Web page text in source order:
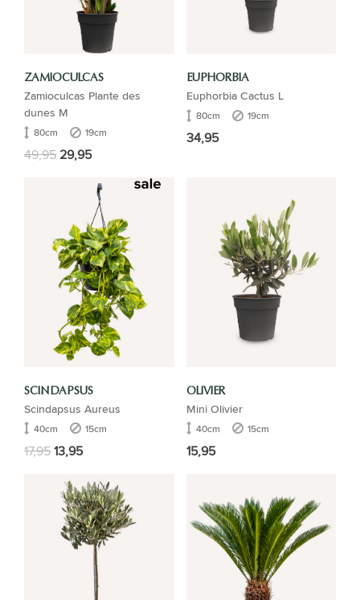
ZAMIOCULCAS
Zamioculcas Plante des
dunes M
80cm 19cm
49,9529,95
EUPHORBIA
Euphorbia Cactus L
80cm 19cm
34,95
SCINDAPSUS
Scindapsus Aureus
40cm 15cm
17,9513,95
OLIVIER
Mini Olivier
40cm 15cm
15,95